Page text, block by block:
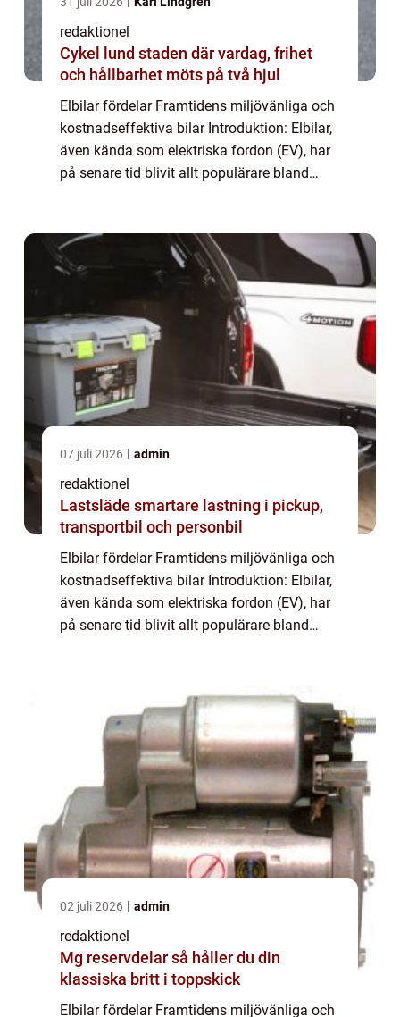
redaktionel
Cykel lund staden där vardag, frihet
och hållbarhet möts på två hjul
Elbilar fördelar Framtidens miljövänliga och
kostnadseffektiva bilar Introduktion: Elbilar,
även kända som elektriska fordon (EV), har
på senare tid blivit allt populärare bland
07 juli 2026 admin
redaktionel
Lastsläde smartare lastning i pickup,
transportbil och personbil
Elbilar fördelar Framtidens miljövänliga och
kostnadseffektiva bilar Introduktion: Elbilar,
även kända som elektriska fordon (EV), har
på senare tid blivit allt populärare bland
02 juli 2026 admin
redaktionel
Mg reservdelar så håller du din
klassiska britt i toppskick
Elbilar fördelar Framtidens miljövänliga och